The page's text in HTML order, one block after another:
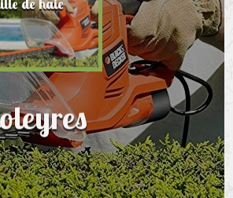
de haie Abattage d'arbres